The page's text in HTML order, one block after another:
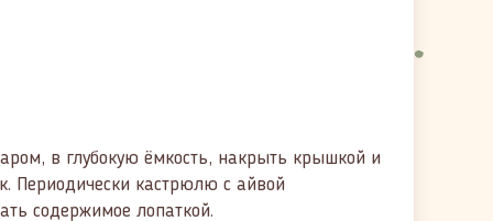
в глубокую ёмкость, накрыть крышкой и
Периодически кастрюлю с айвой
содержимое лопаткой.